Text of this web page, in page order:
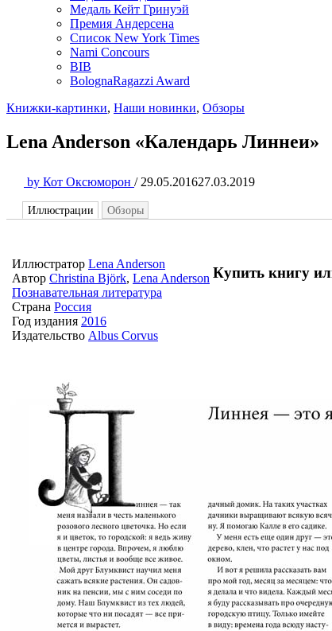
Медаль Кейт Гринуэй
Премия Андерсена
Список New York Times
Nami Concours
BIB
BolognaRagazzi Award
Книжки-картинки, Наши новинки, Обзоры
Lena Anderson «Календарь Линнеи»
by Кот Оксюморон / 29.05.201627.03.2019
Иллюстрации Обзоры
Иллюстратор Lena Anderson
Автор Christina Björk, Lena Anderson
Познавательная литература
Страна Россия
Год издания 2016
Издательство Albus Corvus
Купить книгу